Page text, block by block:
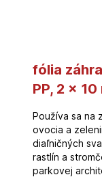
fólia
PP, 2 x
Používa sa na
ovocia a
diaľničných
rastlín a
parkovej